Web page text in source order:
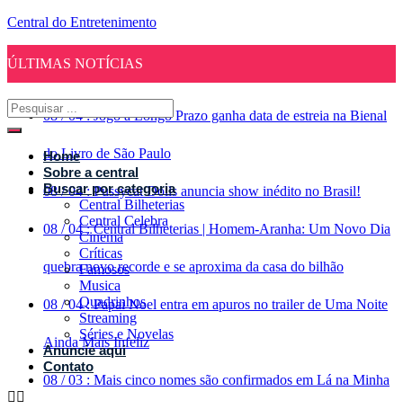
Central do Entretenimento
ÚLTIMAS NOTÍCIAS
08 / 04 : Jogo a Longo Prazo ganha data de estreia na Bienal
do Livro de São Paulo
08 / 04 : Pussycat Dolls anuncia show inédito no Brasil!
08 / 04 : Central Bilheterias | Homem-Aranha: Um Novo Dia
quebra novo recorde e se aproxima da casa do bilhão
08 / 04 : Papai Noel entra em apuros no trailer de Uma Noite
Ainda Mais Infeliz
08 / 03 : Mais cinco nomes são confirmados em Lá na Minha
Home
Sobre a central
Buscar por categoria
Central Bilheterias
Central Celebra
Cinema
Críticas
Famosos
Musica
Quadrinhos
Streaming
Séries e Novelas
Anuncie aqui
Contato